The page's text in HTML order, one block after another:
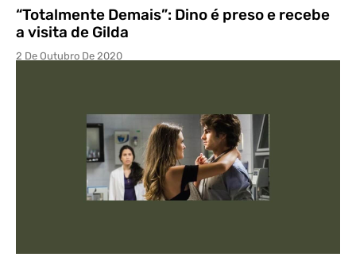
“Totalmente Demais”: Dino é preso e recebe
a visita de Gilda
2 De Outubro De 2020